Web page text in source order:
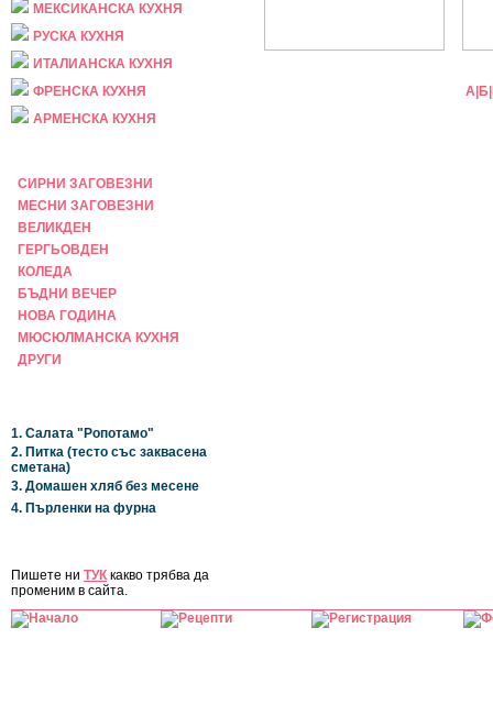
МЕКСИКАНСКА КУХНЯ
РУСКА КУХНЯ
ИТАЛИАНСКА КУХНЯ
ФРЕНСКА КУХНЯ
АРМЕНСКА КУХНЯ
СИРНИ ЗАГОВЕЗНИ
МЕСНИ ЗАГОВЕЗНИ
ВЕЛИКДЕН
ГЕРГЬОВДЕН
КОЛЕДА
БЪДНИ ВЕЧЕР
НОВА ГОДИНА
МЮСЮЛМАНСКА КУХНЯ
ДРУГИ
1. Салата "Ропотамо"
2. Питка (тесто със заквасена
сметана)
3. Домашен хляб без месене
4. Пърленки на фурна
Пишете ни ТУК какво трябва да
променим в сайта.
А Б